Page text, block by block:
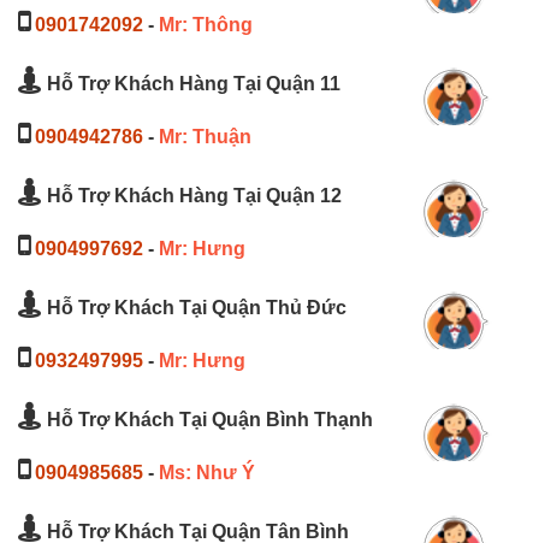
0901742092 - Mr: Thông
Hỗ Trợ Khách Hàng Tại Quận 11
0904942786 - Mr: Thuận
Hỗ Trợ Khách Hàng Tại Quận 12
0904997692 - Mr: Hưng
Hỗ Trợ Khách Tại Quận Thủ Đức
0932497995 - Mr: Hưng
Hỗ Trợ Khách Tại Quận Bình Thạnh
0904985685 - Ms: Như Ý
Hỗ Trợ Khách Tại Quận Tân Bình